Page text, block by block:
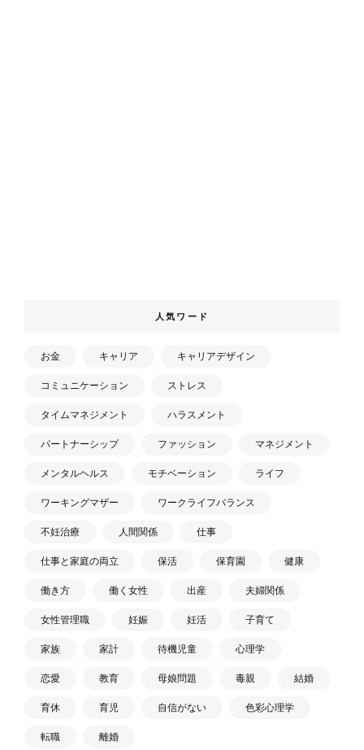
人気ワード
お金 キャリア キャリアデザイン
コミュニケーション ストレス
タイムマネジメント ハラスメント
パートナーシップ ファッション マネジメント
メンタルヘルス モチベーション ライフ
ワーキングマザー ワークライフバランス
不妊治療 人間関係 仕事
仕事と家庭の両立 保活 保育園 健康
働き方 働く女性 出産 夫婦関係
女性管理職 妊娠 妊活 子育て
家族 家計 待機児童 心理学
恋愛 教育 母娘問題 毒親 結婚
育休 育児 自信がない 色彩心理学
転職 離婚